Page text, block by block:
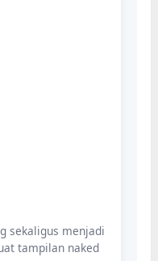
sekaligus menjadi
tampilan naked